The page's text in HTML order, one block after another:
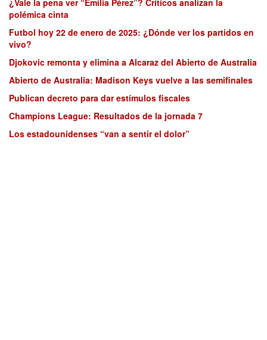
¿Vale la pena ver “Emilia Pérez”? Críticos analizan la
polémica cinta
Futbol hoy 22 de enero de 2025: ¿Dónde ver los partidos en
vivo?
Djokovic remonta y elimina a Alcaraz del Abierto de Australia
Abierto de Australia: Madison Keys vuelve a las semifinales
Publican decreto para dar estímulos fiscales
Champions League: Resultados de la jornada 7
Los estadounidenses “van a sentir el dolor”